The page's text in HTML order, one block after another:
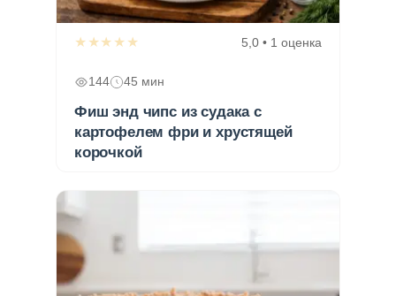
★★★★★ 5,0 • 1 оценка
144 45 мин
Фиш энд чипс из судака с
картофелем фри и хрустящей
корочкой